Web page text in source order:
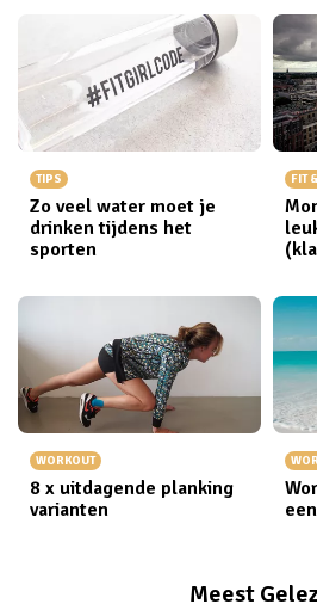
TIPS
Zo veel water moet je
drinken tijdens het
sporten
FIT
WORKOUT
8 x uitdagende planking
varianten
Meest